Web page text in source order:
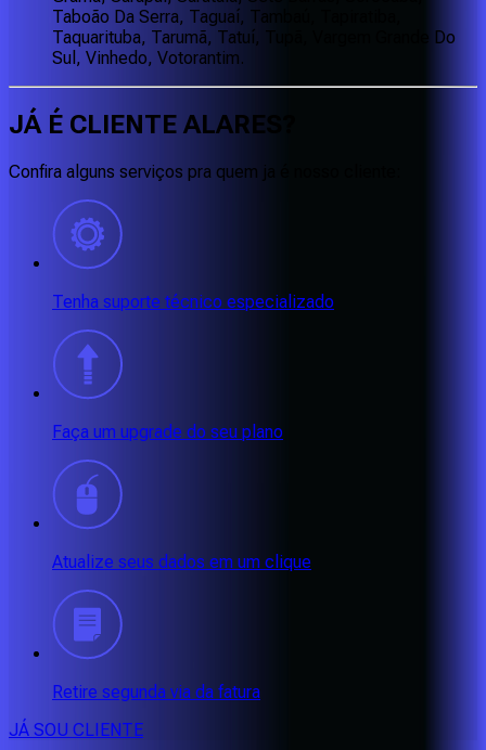
Taboão Da Serra, Taguaí, Tambaú, Tapiratiba,
Taquarituba, Tarumã, Tatuí, Tupã, Vargem Grande Do
Sul, Vinhedo, Votorantim.
JÁ É CLIENTE ALARES
Confira alguns serviços pra quem ja é nosso cliente:
Tenha suporte técnico especializado
Faça um upgrade do seu plano
Atualize seus dados em um clique
Retire segunda via da fatura
JÁ SOU CLIENTE